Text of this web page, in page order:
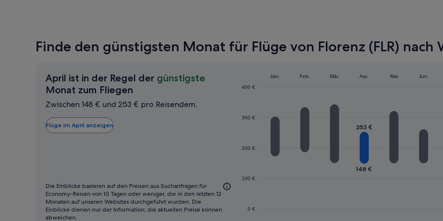
Finde den günstigsten Monat für Flüge von Florenz (FLR) nach
April ist in der Regel der günstigste
Monat zum Fliegen
ist
zum
Fliegen
Zwischen 148 € und 253 € pro Reisendem.
Flüge im April anzeigen
0 €
100 €
200 €
300 €
400 €
Jan. Feb. Mär. Apr. Mai Jun.
148 €
253 €
Die Einblicke basieren auf den Preisen aus Suchanfragen für
Economy-Reisen von 10 Tagen oder weniger, die in den letzten 12
Monaten auf unseren Websites durchgeführt wurden. Die
Einblicke dienen nur der Information; die aktuellen Preise können
abweichen.